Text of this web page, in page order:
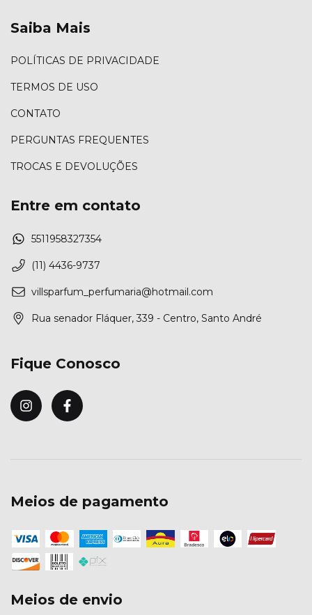
Saiba Mais
POLÍTICAS DE PRIVACIDADE
TERMOS DE USO
CONTATO
PERGUNTAS FREQUENTES
TROCAS E DEVOLUÇÕES
Entre em contato
5511958327354
(11) 4436-9737
villsparfum_perfumaria@hotmail.com
Rua senador Fláquer, 339 - Centro, Santo André
Fique Conosco
Meios de pagamento
Meios de envio